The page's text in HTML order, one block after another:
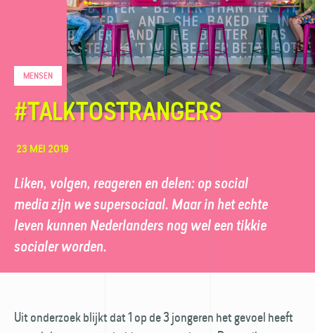
MENSEN
#TALKTOSTRANGERS
23 MEI 2019
Liken, volgen, reageren en delen: op social
media zijn we supersociaal. Maar in het echte
leven kunnen Nederlanders nog wel een tikkie
socialer worden.
Uit onderzoek blijkt dat 1 op de 3 jongeren het gevoel heeft